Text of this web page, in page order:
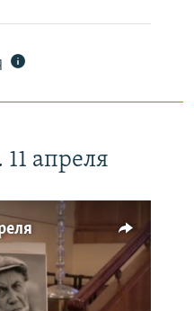
апреля
available